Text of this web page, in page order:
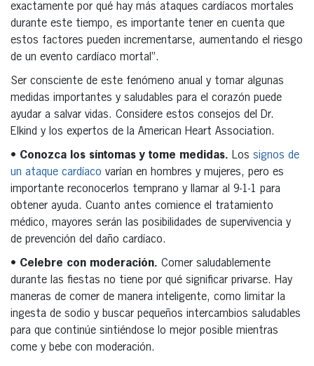
exactamente por qué hay más ataques cardíacos mortales
durante este tiempo, es importante tener en cuenta que
estos factores pueden incrementarse, aumentando el riesgo
de un evento cardíaco mortal”.
Ser consciente de este fenómeno anual y tomar algunas
medidas importantes y saludables para el corazón puede
ayudar a salvar vidas. Considere estos consejos del Dr.
Elkind y los expertos de la American Heart Association.
• Conozca los síntomas y tome medidas. Los signos de
un ataque cardíaco varían en hombres y mujeres, pero es
importante reconocerlos temprano y llamar al 9-1-1 para
obtener ayuda. Cuanto antes comience el tratamiento
médico, mayores serán las posibilidades de supervivencia y
de prevención del daño cardíaco.
• Celebre con moderación. Comer saludablemente
durante las fiestas no tiene por qué significar privarse. Hay
maneras de comer de manera inteligente, como limitar la
ingesta de sodio y buscar pequeños intercambios saludables
para que continúe sintiéndose lo mejor posible mientras
come y bebe con moderación.